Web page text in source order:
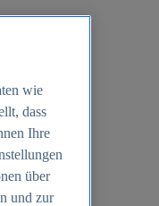
wie
dass
Ihre
über
und zur